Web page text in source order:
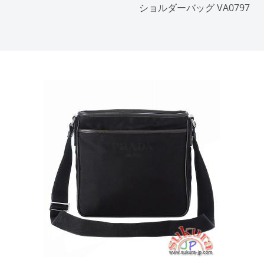
ショルダーバッグ VA0797